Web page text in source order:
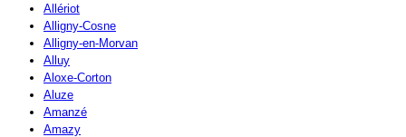
Allériot
Alligny-Cosne
Alligny-en-Morvan
Alluy
Aloxe-Corton
Aluze
Amanzé
Amazy